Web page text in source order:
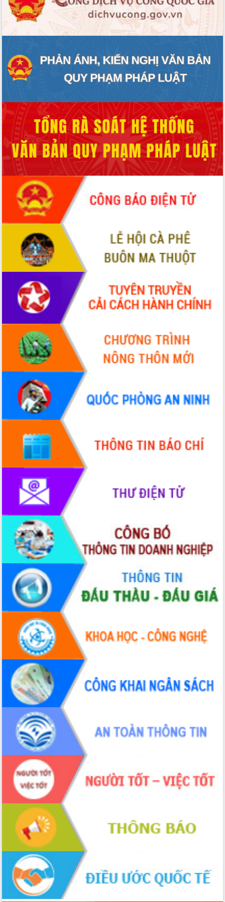
HĐND tỉnh thông qua điều chỉnh Quy
hoạch tỉnh thời kỳ 2021-2030
Hội thảo góp ý hồ sơ điều chỉnh quy
hoạch tỉnh Đắk Lắk thời kỳ 2021-2030,
Nâng cao hiệu quả hoạt động của các
doanh nghiệp nhà nước
Hội nghị triển khai kết nối mạng
quan Đảng, Nhà nước
Lễ phát động chuỗi hoạt động chung
tay làm sạch môi trường
Xã Ea Kar bước chuyển mình trong
công tác cải cách hành chính mô hình
mới
UBND tỉnh họp báo định kỳ tháng 4
năm 2026
Hội thảo khoa học “Giải pháp thúc đẩy
phát triển nền kinh tế xanh tại tỉnh
Đắk Lắk”
Tăng cường giám sát, đôn đốc thực
hiện nhiệm vụ quản lý tài sản công
hàng tuần
Tháo gỡ những vướng mắc, đẩy mạnh
công tác cải cách thủ tục hành chính
tại Trung tâm Phục vụ hành chính
công tỉnh
Đắk Lắk: Tôn vinh 46 giải pháp tại Hội
thi Sáng tạo Kỹ thuật 2024 - 2025
Đắk Lắk rà soát, điều chỉnh Đề án 190
về phát triển nuôi trồng thủy sản
Phó Chủ tịch UBND tỉnh Đắk Lắk
Trương Công Thái kiểm tra thực địa
Dự án cao tốc Khánh Hòa - Buôn Ma
Định vị cà phê Việt Nam như một “di
sản sống” trong dòng chảy toàn cầu
Xây dựng nông thôn mới: Nâng cao đời
sống người dân từ những mô hình thiết
Quyết liệt tháo gỡ vướng mắc, đẩy
nhanh tiến độ các dự án trọng điểm
trong Khu kinh tế Nam Phú Yên
Hòn Yến phát triển du lịch gắn với bảo
tồn biển
Lấy ý kiến điều chỉnh Quy hoạch tỉnh
Đắk Lắk thời kỳ 2021-2030, tầm nhìn
đến năm 2050
Phát động chiến dịch 30 ngày đêm
giải phóng mặt bằng Tuyến đường bộ
ven biển
Đắk Lắk nỗ lực thúc đẩy tăng trưởng
kinh tế từ 10% trở lên trong Quý
II/2026
Đắk Lắk ký kết thỏa thuận hợp tác về
chuyển đổi số giai đoạn 2026 – 2030
với Tập đoàn Bưu chính Viễn thông
Việt Nam
Thứ trưởng Bộ Y tế làm việc với tỉnh
Đắk Lắk về phát triển nhân lực y tế
cho trạm y tế cấp xã
Du lịch Đắk Lắk nâng tầm trải nghiệm
du khách thông qua Hệ thống cơ sở dữ
liệu và Bản đồ số
Tập huấn ứng dụng trí tuệ nhân tạo (AI)
trong thương mại điện tử năm 2026
Đoàn đại biểu Quốc hội tỉnh Đắk Lắk
trao đổi thông tin trước Kỳ họp thứ
nhất, Quốc hội khóa XVI
Quyết liệt cải cách hành chính, khơi
thông nguồn lực phát triển
Nâng cao hiệu lực, hiệu quả HĐND
tỉnh thông qua hiện đại hóa hành chính
Xã Ea Phê gắn cải cách hành chính với
chuyển đổi số
Phó Chủ tịch Thường trực UBND tỉnh
Hồ Thị Nguyên Thảo làm việc tại Trung
tâm Phục vụ hành chính công xã Ea
Phê
Xây dựng nền hành chính số đồng
hành cùng nông dân dân, doanh nghiệp
Giai đoạn 2026-2030, Đắk Lắk phấn